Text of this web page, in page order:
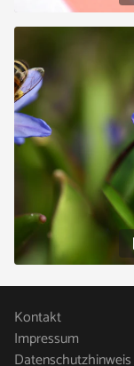
Kontakt
Impressum
Datenschutzhinweis